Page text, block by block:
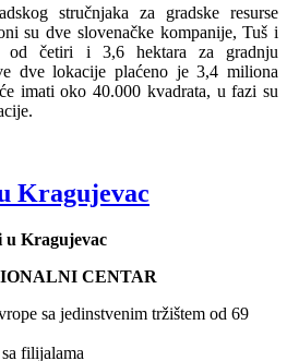
stručnjaka za gradske resurse
su dve slovenačke kompanije, Tuš i
od četiri i 3,6 hektara za gradnju
dve lokacije plaćeno je 3,4 miliona
imati oko 40.000 kvadrata, u fazi su
Kragujevac
u Kragujevac
CENTAR
sa jedinstvenim tržištem od 69
filijalama